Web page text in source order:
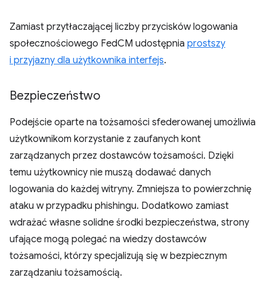
Zamiast przytłaczającej liczby przycisków logowania
społecznościowego FedCM udostępnia prostszy
i przyjazny dla użytkownika interfejs.
Bezpieczeństwo
Podejście oparte na tożsamości sfederowanej umożliwia
użytkownikom korzystanie z zaufanych kont
zarządzanych przez dostawców tożsamości. Dzięki
temu użytkownicy nie muszą dodawać danych
logowania do każdej witryny. Zmniejsza to powierzchnię
ataku w przypadku phishingu. Dodatkowo zamiast
wdrażać własne solidne środki bezpieczeństwa, strony
ufające mogą polegać na wiedzy dostawców
tożsamości, którzy specjalizują się w bezpiecznym
zarządzaniu tożsamością.